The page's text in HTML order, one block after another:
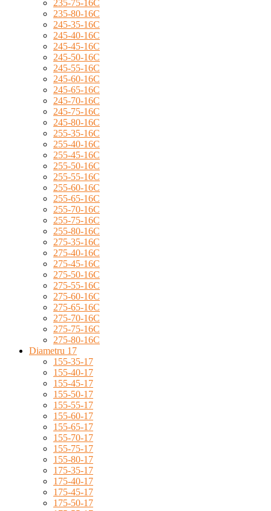
235-75-16C
235-80-16C
245-35-16C
245-40-16C
245-45-16C
245-50-16C
245-55-16C
245-60-16C
245-65-16C
245-70-16C
245-75-16C
245-80-16C
255-35-16C
255-40-16C
255-45-16C
255-50-16C
255-55-16C
255-60-16C
255-65-16C
255-70-16C
255-75-16C
255-80-16C
275-35-16C
275-40-16C
275-45-16C
275-50-16C
275-55-16C
275-60-16C
275-65-16C
275-70-16C
275-75-16C
275-80-16C
Diametru 17
155-35-17
155-40-17
155-45-17
155-50-17
155-55-17
155-60-17
155-65-17
155-70-17
155-75-17
155-80-17
175-35-17
175-40-17
175-45-17
175-50-17